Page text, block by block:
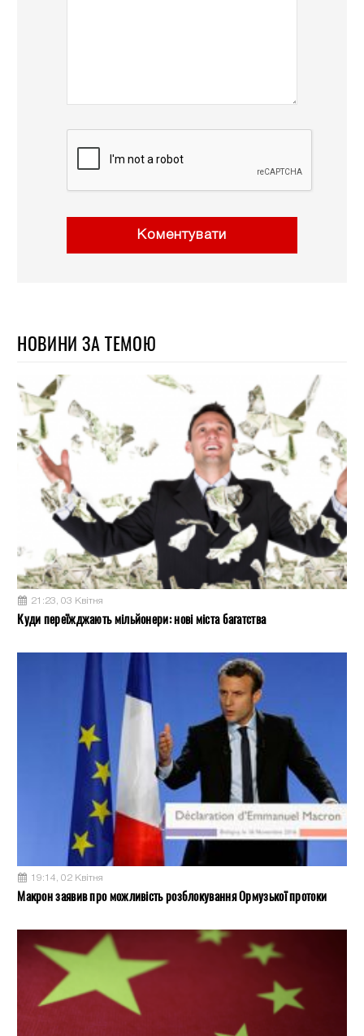
Коментувати
НОВИНИ ЗА ТЕМОЮ
21:23, 03 Квітня
Куди переїжджають мільйонери: нові міста багатства
19:14, 02 Квітня
Макрон заявив про можливість розблокування Ормузької протоки